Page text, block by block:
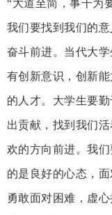
“大道至简，事干为
我们要找到我们的
奋斗前进。当代大
有创新意识，创新
的人才。大学生要
出贡献，找到我们
欢的方向前进。我
的是良好的心态，
勇敢面对困难，虚